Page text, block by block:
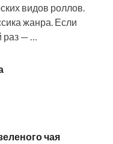
видов роллов.
жанра. Если
раз — …
чая